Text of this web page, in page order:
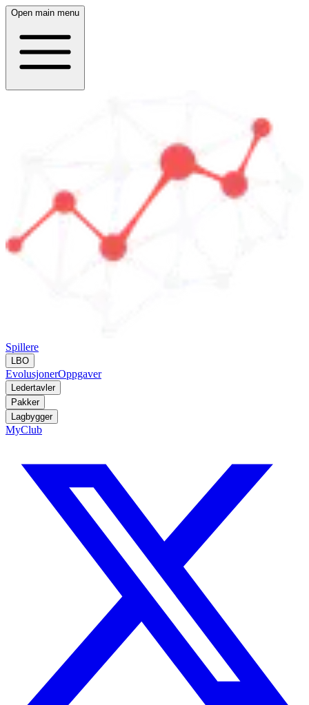
Open main menu
Spillere
LBO
EvolusjonerOppgaver
Ledertavler
Pakker
Lagbygger
MyClub